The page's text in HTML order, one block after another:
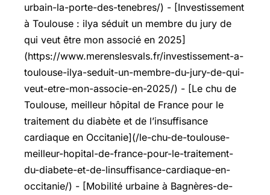
urbain-la-porte-des-tenebres/) - [Investissement
à Toulouse : ilya séduit un membre du jury de
qui veut être mon associé en 2025]
(https://www.merenslesvals.fr/investissement-a-
toulouse-ilya-seduit-un-membre-du-jury-de-qui-
veut-etre-mon-associe-en-2025/) - [Le chu de
Toulouse, meilleur hôpital de France pour le
traitement du diabète et de l’insuffisance
cardiaque en Occitanie](/le-chu-de-toulouse-
meilleur-hopital-de-france-pour-le-traitement-
du-diabete-et-de-linsuffisance-cardiaque-en-
occitanie/) - [Mobilité urbaine à Bagnères-de-